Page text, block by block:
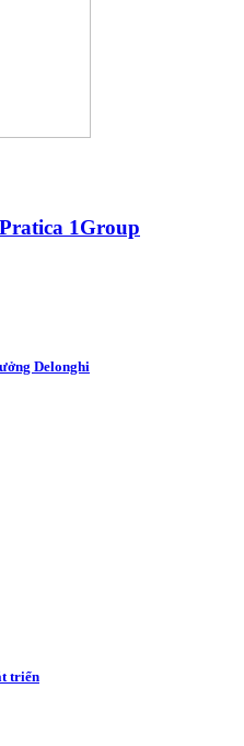
1Group
Delonghi
triển